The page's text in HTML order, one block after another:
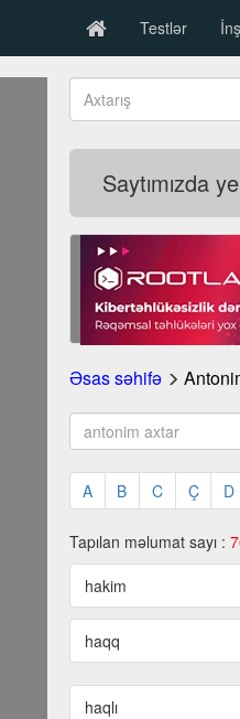
Testlər
Saytımızda
Əsas səhifə
A B C Ç D
Tapılan məlumat sayı :
hakim
haqq
haqlı